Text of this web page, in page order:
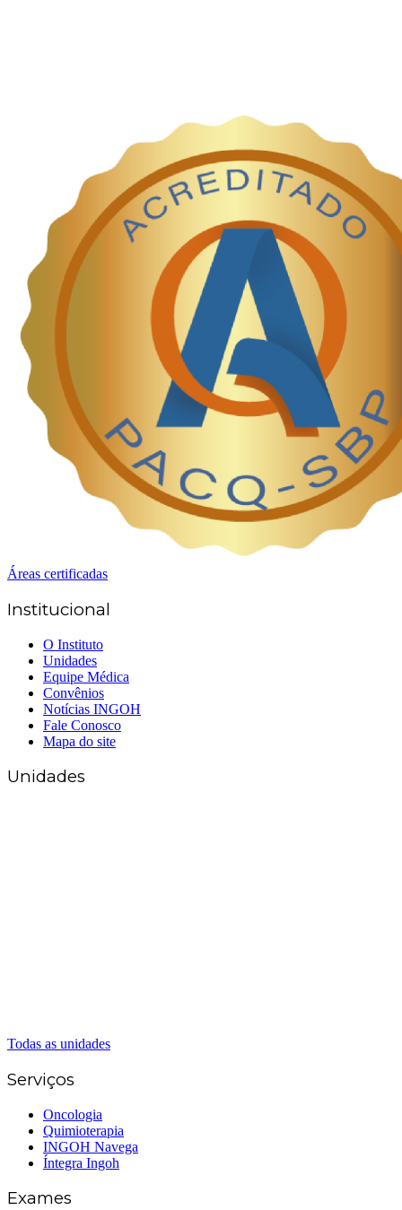
Áreas certificadas
Institucional
O Instituto
Unidades
Equipe Médica
Convênios
Notícias INGOH
Fale Conosco
Mapa do site
Unidades
Todas as unidades
Serviços
Oncologia
Quimioterapia
INGOH Navega
Íntegra Ingoh
Exames